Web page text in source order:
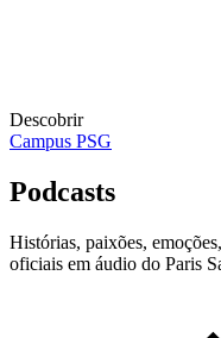
Descobrir
Campus PSG
Podcasts
Histórias, paixões,
oficiais em áudio do Paris